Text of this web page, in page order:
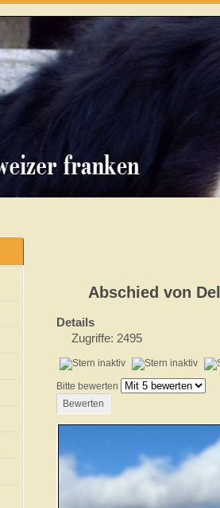
Abschied von
Details
Zugriffe: 2495
Bitte bewerten